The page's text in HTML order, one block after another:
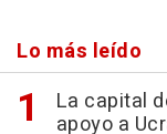
Lo más leído
La capital
apoyo a